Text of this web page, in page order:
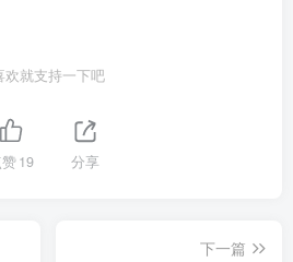
欢就支持一下吧
赞19 分享
下一篇